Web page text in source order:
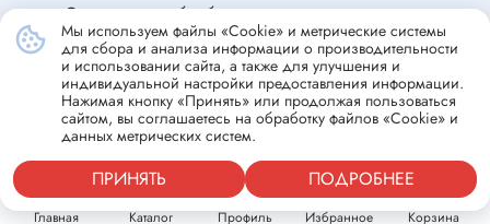
Главная Каталог Профиль Избранное Корзина
Согласие на обработку персональных данных
Политика конфиденциальности
Мы используем файлы «Cookie» и метрические системы
для сбора и анализа информации о производительности
и использовании сайта, а также для улучшения и
индивидуальной настройки предоставления информации.
Нажимая кнопку «Принять» или продолжая пользоваться
сайтом, вы соглашаетесь на обработку файлов «Cookie» и
данных метрических систем.
ПРИНЯТЬ ПОДРОБНЕЕ